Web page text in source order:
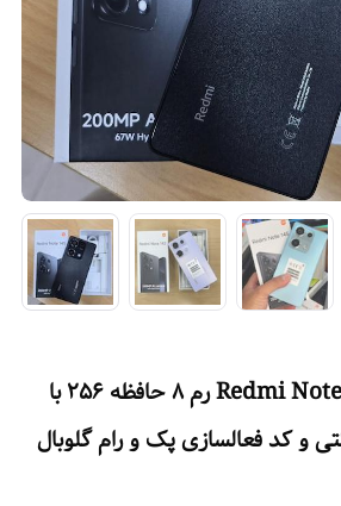
شیائومی ردمی Redmi Note 14s رم 8 حافظه 256 با